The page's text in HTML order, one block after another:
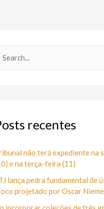
recentes
não terá expediente na
e na terça-feira (11)
lança pedra fundamental de
projetado por Oscar